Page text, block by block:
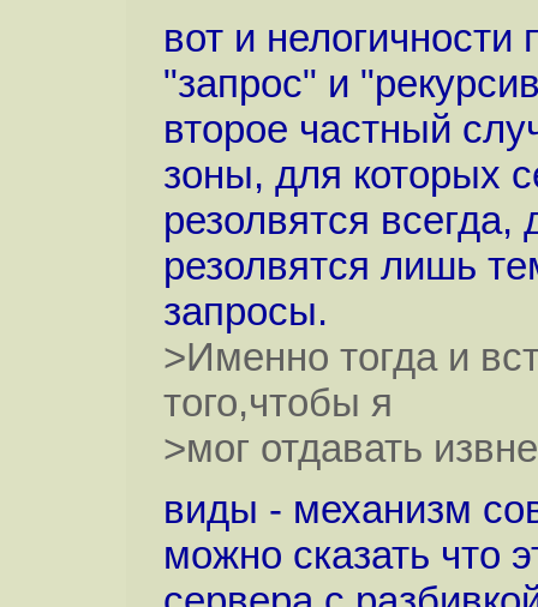
вот и
"запрос" и
второе частный
зоны, для которых
резолвятся
резолвятся лишь
запросы.
>Именно тогда и
того,чтобы я
>мог отдавать
виды - механизм
можно сказать что